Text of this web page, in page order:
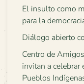
El insulto como
para la
Diálogo abierto
Centro de
invitan a celebrar
Pueblos